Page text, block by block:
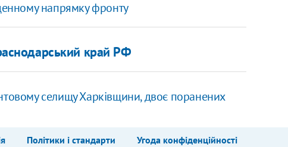
напрямку фронту
край РФ
селищу Харківщини, двоє поранених
Політики і стандарти Угода конфіденційності